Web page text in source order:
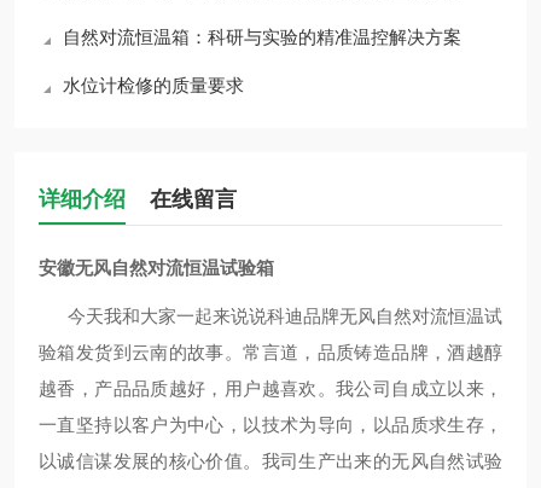
自然对流恒温箱：科研与实验的精准温控解决方案
水位计检修的质量要求
详细介绍 在线留言
安徽无风自然对流恒温试验箱
今天我和大家一起来说说科迪品牌无风自然对流恒温试
验箱发货到云南的故事。常言道，品质铸造品牌，酒越醇
越香，产品品质越好，用户越喜欢。我公司自成立以来，
一直坚持以客户为中心，以技术为导向，以品质求生存，
以诚信谋发展的核心价值。我司生产出来的无风自然试验